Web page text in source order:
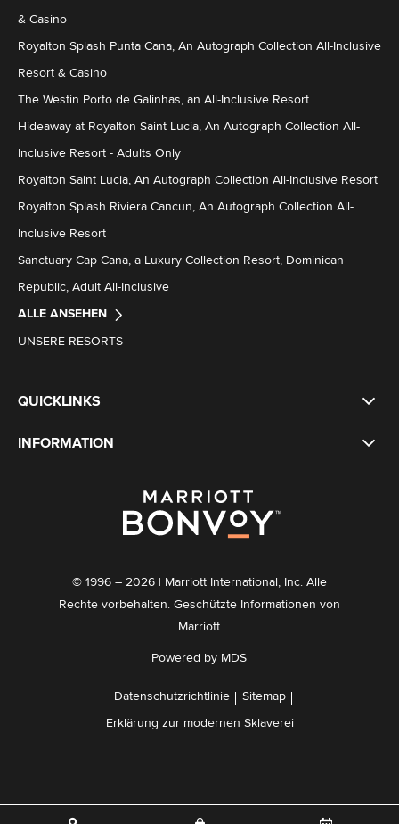
& Casino
Royalton Splash Punta Cana, An Autograph Collection All-Inclusive
Resort & Casino
The Westin Porto de Galinhas, an All-Inclusive Resort
Hideaway at Royalton Saint Lucia, An Autograph Collection All-
Inclusive Resort - Adults Only
Royalton Saint Lucia, An Autograph Collection All-Inclusive Resort
Royalton Splash Riviera Cancun, An Autograph Collection All-
Inclusive Resort
Sanctuary Cap Cana, a Luxury Collection Resort, Dominican
Republic, Adult All-Inclusive
ALLE ANSEHEN
UNSERE RESORTS
QUICKLINKS
INFORMATION
© 1996 – 2026 | Marriott International, Inc. Alle
Rechte vorbehalten. Geschützte Informationen von
Marriott
Powered by MDS
Datenschutzrichtlinie Sitemap
Erklärung zur modernen Sklaverei